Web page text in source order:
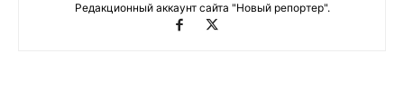
Редакционный аккаунт сайта "Новый репортер".